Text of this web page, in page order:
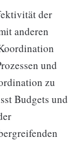
der
anderen
und
zu
Budgets und